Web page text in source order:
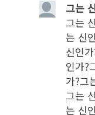
그는
그는
는 신
신인
인가?
가?그
그는
는 신